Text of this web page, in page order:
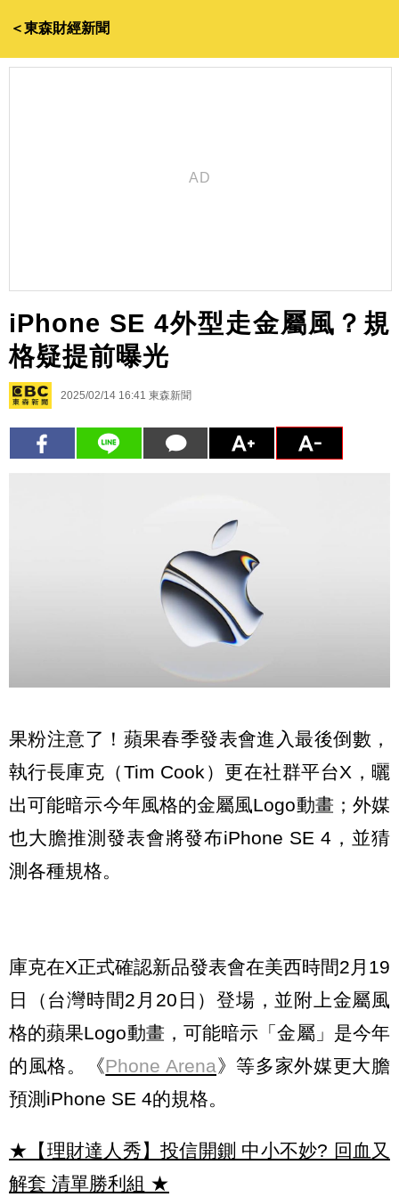
＜東森財經新聞
iPhone SE 4外型走金屬風？規
格疑提前曝光
2025/02/14 16:41 東森新聞
果粉注意了！蘋果春季發表會進入最後倒數，
執行長庫克（Tim Cook）更在社群平台X，曬
出可能暗示今年風格的金屬風Logo動畫；外媒
也大膽推測發表會將發布iPhone SE 4，並猜
測各種規格。
庫克在X正式確認新品發表會在美西時間2月19
日（台灣時間2月20日）登場，並附上金屬風
格的蘋果Logo動畫，可能暗示「金屬」是今年
的風格。《Phone Arena》等多家外媒更大膽
預測iPhone SE 4的規格。
★【理財達人秀】投信開鍘 中小不妙? 回血又
解套 清單勝利組 ★